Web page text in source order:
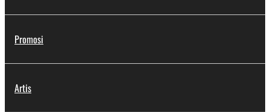
Promosi
Artis